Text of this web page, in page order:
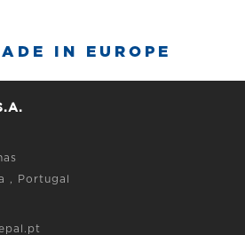
IN EUROPE
, Portugal